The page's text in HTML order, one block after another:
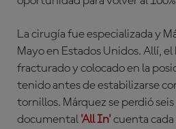
La cirugía fue especializada y
Mayo en Estados Unidos. Allí,
fracturado y colocado en la
tenido antes de estabilizarse
tornillos. Márquez se perdió seis
documental 'All In' cuenta cada